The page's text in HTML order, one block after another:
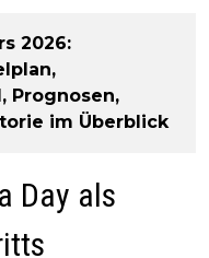
2026:
Prognosen,
im Überblick
Day als